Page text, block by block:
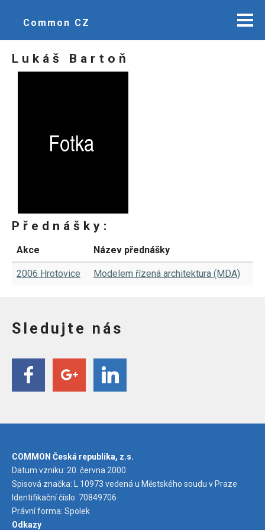
Common CZ
Lukáš Bartoň
Přednášky:
Akce Název přednášky
2006 Hrotovice Modelem řízená architektura (MDA)
Sledujte nás
COMMON Česká republika, z.s.
Datum vzniku: 20. června 2000
Spisová značka: L 10973 vedená u Městského soudu v Praze
Identifikační číslo: 70849706
Právní forma: Spolek
Odkazy